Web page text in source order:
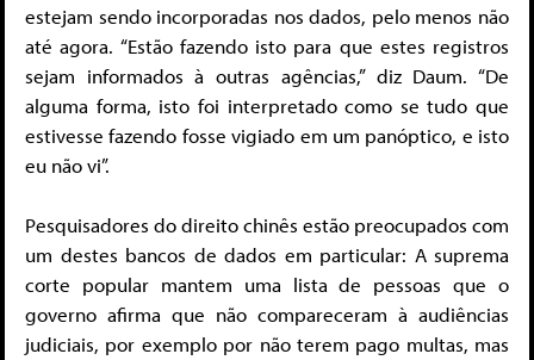
estejam sendo incorporadas nos dados, pelo menos não
até agora. “Estão fazendo isto para que estes registros
sejam informados à outras agências,” diz Daum. “De
alguma forma, isto foi interpretado como se tudo que
estivesse fazendo fosse vigiado em um panóptico, e isto
eu não vi”.
Pesquisadores do direito chinês estão preocupados com
um destes bancos de dados em particular: A suprema
corte popular mantem uma lista de pessoas que o
governo afirma que não compareceram à audiências
judiciais, por exemplo por não terem pago multas, mas